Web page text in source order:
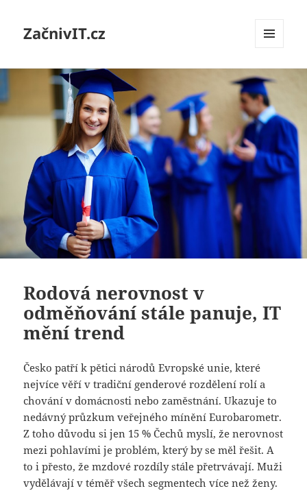
ZačnivIT.cz
WIDGETY
Rodová nerovnost v
odměňování stále panuje, IT
mění trend
Česko patří k pětici národů Evropské unie, které
nejvíce věří v tradiční genderové rozdělení rolí a
chování v domácnosti nebo zaměstnání. Ukazuje to
nedávný průzkum veřejného mínění Eurobarometr.
Z toho důvodu si jen 15 % Čechů myslí, že nerovnost
mezi pohlavími je problém, který by se měl řešit. A
to i přesto, že mzdové rozdíly stále přetrvávají. Muži
vydělávají v téměř všech segmentech více než ženy.